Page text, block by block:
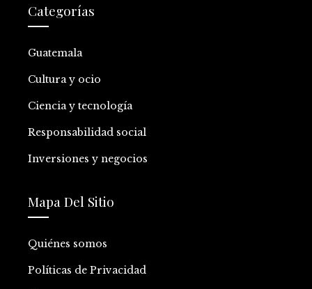
Categorías
Guatemala
Cultura y ocio
Ciencia y tecnología
Responsabilidad social
Inversiones y negocios
Mapa Del Sitio
Quiénes somos
Políticas de Privacidad